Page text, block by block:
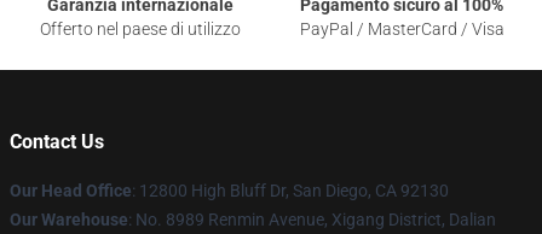
Garanzia internazionale
Offerto nel paese di utilizzo
Pagamento sicuro al 100%
PayPal / MasterCard / Visa
Contact Us
Our Head Office: 12800 High Bluff Dr, San Diego, CA 92130
Our Warehouse: No. 8989 Renmin Avenue, Xigang District, Dalian